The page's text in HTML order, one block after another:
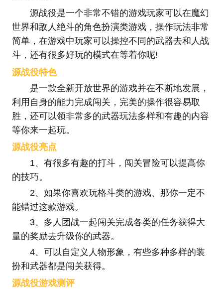
源战役是一个非常不错的游戏玩家可以在魔幻
世界和敌人绝斗的角色扮演类游戏，操作玩法非常
简单，在游戏中玩家可以操控不同的武器去和人战
斗，还有很多好玩的模式在等着你呢!
源战役特色
是一款全新开放世界的游戏并在不断地发展，
利用自身的能力完成闯关，完美的操作很容易取
胜，还可以领非常多的武器玩法多样和有趣的内容
等你来一起玩。
源战役亮点
1、有很多有趣的打斗，闯关冒险可以提高你
的技巧。
2、如果你喜欢玩格斗类的游戏、那你一定不
能错过这款游戏。
3、多人团战一起闯关完成各类的任务获得大
量的奖励去升级你的武器。
4、可以自定义人物形象，有些多种多样的装
扮和武器都是闯关获得。
源战役游戏测评